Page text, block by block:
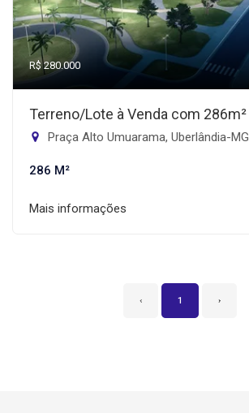
R$ 280.000
Terreno/Lote à Venda com 286m²
Praça Alto Umuarama, Uberlândia-MG
286 M²
Mais informações
‹ 1 ›